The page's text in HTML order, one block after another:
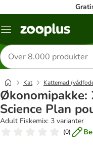
Menu
Søg
efter
produkter
Kat Kattemad
Science Plan
Adult Fiskemix: 3 varianter
(0)